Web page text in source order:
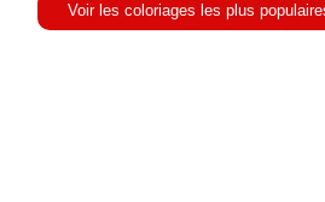
Voir les coloriages les plus